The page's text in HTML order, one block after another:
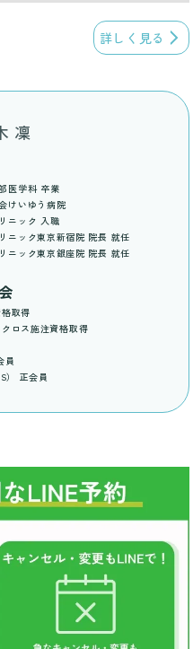
詳しく見る
凜
医学科 卒業
けいゆう病院
ニック 入職
ニック東京新宿院 院長 就任
ニック東京銀座院 院長 就任
取得
ロス施注資格取得
員
） 正会員